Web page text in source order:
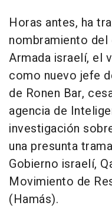
Horas antes, ha
nombramiento
Armada israelí, el
como nuevo jefe
de Ronen Bar,
agencia de
investigación
una presunta
Gobierno israelí,
Movimiento de
(Hamás).